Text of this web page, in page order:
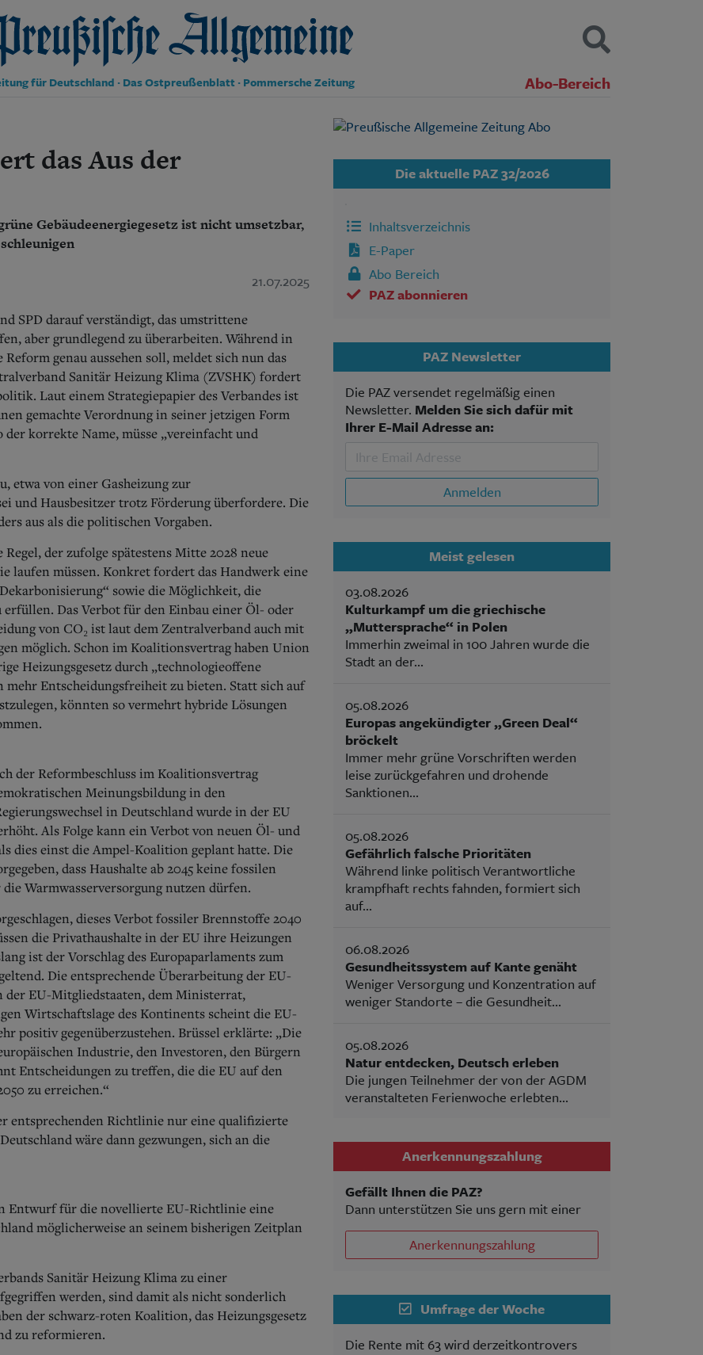
Allgemeine Zeitung
für Deutschland · Das Ostpreußenblatt · Pommersche Zeitung Abo-Bereich
Wirtschaft
Geschichte
Danzig und Westpreußen
Bücher
Kontakt
Datenschutz
SUCHEN
das Aus der
Gebäudeenergiegesetz ist nicht umsetzbar,
21.07.2025
SPD darauf verständigt, das umstrittene
aber grundlegend zu überarbeiten. Während in
genau aussehen soll, meldet sich nun das
Sanitär Heizung Klima (ZVSHK) fordert
Laut einem Strategiepapier des Verbandes ist
gemachte Verordnung in seiner jetzigen Form
der korrekte Name, müsse „vereinfacht und
etwa von einer Gasheizung zur
und Hausbesitzer trotz Förderung überfordere. Die
aus als die politischen Vorgaben.
der zufolge spätestens Mitte 2028 neue
laufen müssen. Konkret fordert das Handwerk eine
sowie die Möglichkeit, die
Das Verbot für den Einbau einer Öl- oder
von CO₂ ist laut dem Zentralverband auch mit
möglich. Schon im Koalitionsvertrag haben Union
Heizungsgesetz durch „technologieoffene
mehr Entscheidungsfreiheit zu bieten. Statt sich auf
könnten so vermehrt hybride Lösungen
der Reformbeschluss im Koalitionsvertrag
Meinungsbildung in den
in Deutschland wurde in der EU
Als Folge kann ein Verbot von neuen Öl- und
dies einst die Ampel-Koalition geplant hatte. Die
dass Haushalte ab 2045 keine fossilen
Warmwasserversorgung nutzen dürfen.
dieses Verbot fossiler Brennstoffe 2040
die Privathaushalte in der EU ihre Heizungen
ist der Vorschlag des Europaparlaments zum
Die entsprechende Überarbeitung der EU-
der EU-Mitgliedstaaten, dem Ministerrat,
Wirtschaftslage des Kontinents scheint die EU-
positiv gegenüberzustehen. Brüssel erklärte: „Die
Industrie, den Investoren, den Bürgern
Entscheidungen zu treffen, die die EU auf den
zu erreichen.“
entsprechenden Richtlinie nur eine qualifizierte
wäre dann gezwungen, sich an die
Entwurf für die novellierte EU-Richtlinie eine
möglicherweise an seinem bisherigen Zeitplan
Sanitär Heizung Klima zu einer
werden, sind damit als nicht sonderlich
der schwarz-roten Koalition, das Heizungsgesetz
zu reformieren.
Die aktuelle PAZ 32/2026
Inhaltsverzeichnis
E-Paper
Abo Bereich
PAZ abonnieren
PAZ Newsletter
Die PAZ versendet regelmäßig einen
Newsletter. Melden Sie sich dafür mit
Ihrer E-Mail Adresse an:
Anmelden
Meist gelesen
03.08.2026
Kulturkampf um die griechische
„Muttersprache“ in Polen
Immerhin zweimal in 100 Jahren wurde die
Stadt an der...
05.08.2026
Europas angekündigter „Green Deal“
bröckelt
Immer mehr grüne Vorschriften werden
leise zurückgefahren und drohende
Sanktionen...
05.08.2026
Gefährlich falsche Prioritäten
Während linke politisch Verantwortliche
krampfhaft rechts fahnden, formiert sich
auf...
06.08.2026
Gesundheitssystem auf Kante genäht
Weniger Versorgung und Konzentration auf
weniger Standorte – die Gesundheit...
05.08.2026
Natur entdecken, Deutsch erleben
Die jungen Teilnehmer der von der AGDM
veranstalteten Ferienwoche erlebten...
Anerkennungszahlung
Gefällt Ihnen die PAZ?
Dann unterstützen Sie uns gern mit einer
Anerkennungszahlung
Umfrage der Woche
Die Rente mit 63 wird derzeitkontrovers